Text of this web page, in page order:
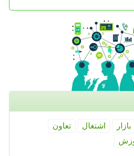
بازار اشتغال
تعاون